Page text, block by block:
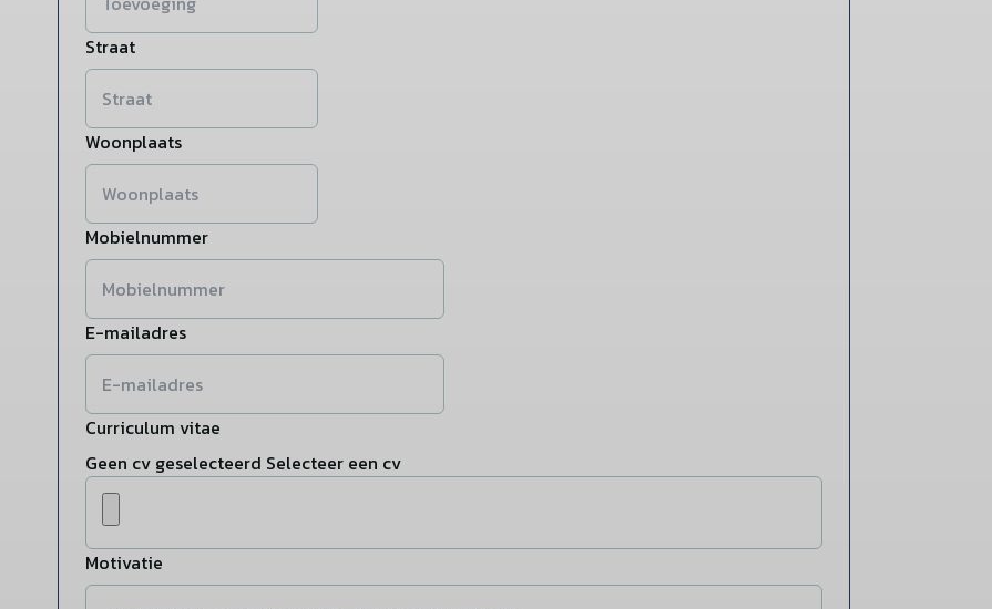
Straat
Woonplaats
Mobielnummer
E-mailadres
Curriculum vitae
Geen cv geselecteerd Selecteer een cv
Motivatie